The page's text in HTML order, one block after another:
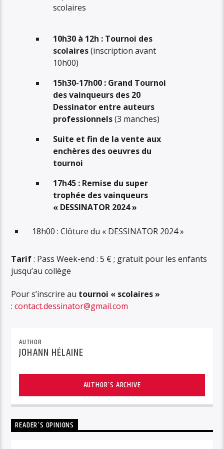
scolaires
10h30 à 12h : Tournoi des
scolaires(inscription avant
10h00)
15h30-17h00 : Grand Tournoi
des vainqueurs des 20
Dessinator entre auteurs
professionnels(3 manches)
Suite et fin de la vente aux
enchères des oeuvres du
tournoi
17h45 : Remise du super
trophée des vainqueurs
« DESSINATOR 2024 »
18h00 : Clôture du « DESSINATOR 2024 »
Tarif: Pass Week-end : 5 € ; gratuit pour les enfants
jusqu’au collège
Pour s’inscrire au tournoi « scolaires »
:contact.dessinator@gmail.com
AUTHOR
JOHANN HÉLAINE
AUTHOR'S ARCHIVE
READER'S OPINIONS